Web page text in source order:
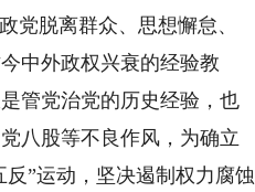
脱离群众、思想懈怠、
中外政权兴衰的经验教
管党治党的历史经验，也
八股等不良作风，为确立
”运动，坚决遏制权力腐蚀